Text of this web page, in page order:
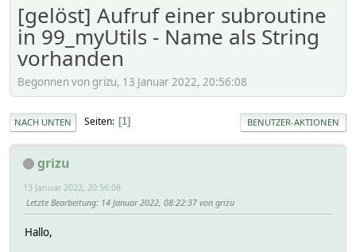
[gelöst] Aufruf einer subroutine
in 99_myUtils - Name als String
vorhanden
Begonnen von grizu, 13 Januar 2022, 20:56:08
NACH UNTEN Seiten 1 BENUTZER-AKTIONEN
grizu
13 Januar 2022, 20:56:08
Letzte Bearbeitung: 14 Januar 2022, 08:22:37 von grizu
Hallo,